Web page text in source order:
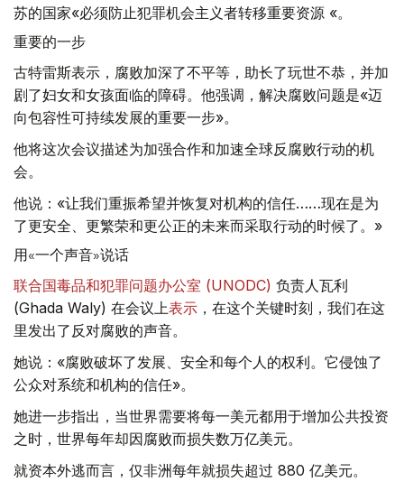
苏的国家«必须防止犯罪机会主义者转移重要资源 «。
重要的一步
古特雷斯表示，腐败加深了不平等，助长了玩世不恭，并加
剧了妇女和女孩面临的障碍。他强调，解决腐败问题是«迈
向包容性可持续发展的重要一步»。
他将这次会议描述为加强合作和加速全球反腐败行动的机
会。
他说：«让我们重振希望并恢复对机构的信任……现在是为
了更安全、更繁荣和更公正的未来而采取行动的时候了。»
用«一个声音»说话
联合国毒品和犯罪问题办公室 (UNODC) 负责人瓦利
(Ghada Waly) 在会议上表示 ，在这个关键时刻，我们在这
里发出了反对腐败的声音。
她说：«腐败破坏了发展、安全和每个人的权利。它侵蚀了
公众对系统和机构的信任»。
她进一步指出，当世界需要将每一美元都用于增加公共投资
之时，世界每年却因腐败而损失数万亿美元。
就资本外逃而言，仅非洲每年就损失超过 880 亿美元。